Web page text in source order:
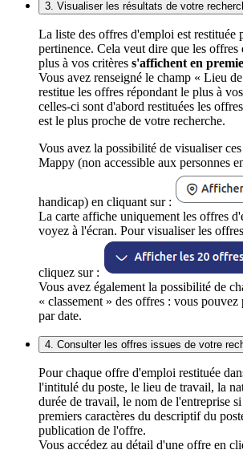
3. Visualiser les résultats de votre
La liste des offres d'emploi est restituée
pertinence. Cela veut dire que les
plus à vos critères s'affichent en
Vous avez renseigné le champ « Lieu
restitue les offres répondant le plus à
celles-ci sont d'abord restituées les
est le plus proche de votre recherche.
Vous avez la possibilité de visualiser
Mappy (non accessible aux personnes
handicap) en cliquant sur :
La carte affiche uniquement les offres
voyez à l'écran. Pour visualiser les
cliquez sur :
Vous avez également la possibilité de
« classement » des offres : vous
par date.
4. Consulter les offres issues de votre
Pour chaque offre d'emploi restituée
l'intitulé du poste, le lieu de travail, la
durée de travail, le nom de l'entreprise
premiers caractères du descriptif du
publication de l'offre.
Vous accédez au détail d'une offre en